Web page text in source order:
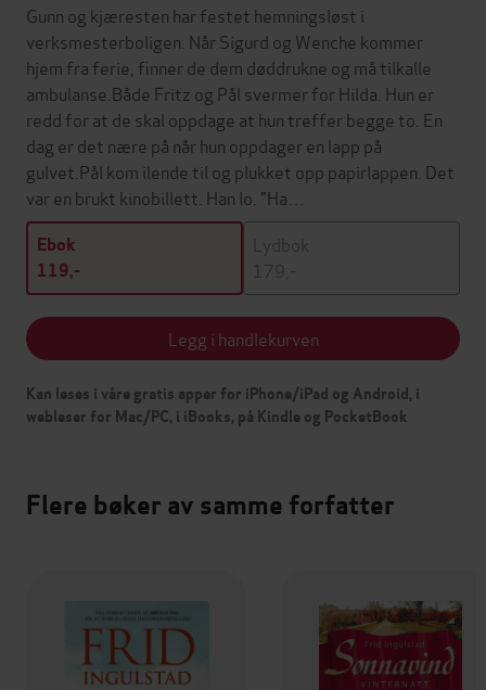
Gunn og kjæresten har festet hemningsløst i
verksmesterboligen. Når Sigurd og Wenche kommer
hjem fra ferie, finner de dem døddrukne og må tilkalle
ambulanse.Både Fritz og Pål svermer for Hilda. Hun er
redd for at de skal oppdage at hun treffer begge to. En
dag er det nære på når hun oppdager en lapp på
gulvet.Pål kom ilende til og plukket opp papirlappen. Det
var en brukt kinobillett. Han lo. "Ha…
Ebok
119,-
Lydbok
179,-
Legg i handlekurven
Kan leses i våre gratis apper for iPhone/iPad og Android, i
webleser for Mac/PC, i iBooks, på Kindle og PocketBook
Flere bøker av samme forfatter